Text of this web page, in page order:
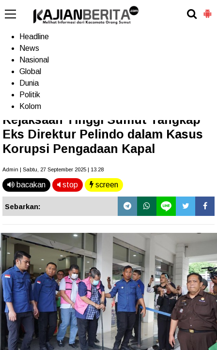
Home
Headline
News
Nasional
Global
Dunia
Politik
Kolom
Terkini
Kejaksaan Tinggi Sumut Tangkap
Eks Direktur Pelindo dalam Kasus
Korupsi Pengadaan Kapal
Admin | Sabtu, 27 September 2025 | 13.28
bacakan stop screen
Sebarkan: